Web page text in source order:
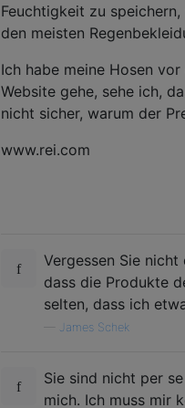
Feuchtigkeit zu
den meisten
Ich habe meine Hosen
Website gehe, sehe ich,
nicht sicher, warum der
www.rei.com
Vergessen Sie
dass die Produkte
selten, dass ich
James Schek
Sie sind nicht per
mich. Ich muss mir